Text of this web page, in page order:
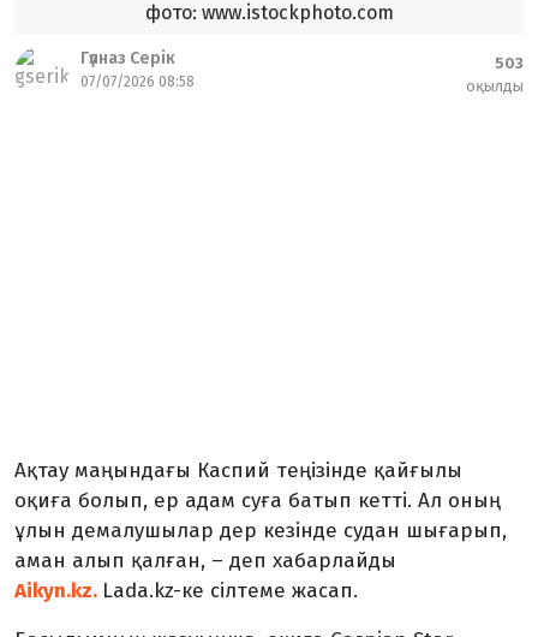
фото: www.istockphoto.com
Гүлназ Серік
07/07/2026 08:58
503
оқылды
Ақтау маңындағы Каспий теңізінде қайғылы
оқиға болып, ер адам суға батып кетті. Ал оның
ұлын демалушылар дер кезінде судан шығарып,
аман алып қалған, – деп хабарлайды
Aikyn.kz. Lada.kz-ке сілтеме жасап.